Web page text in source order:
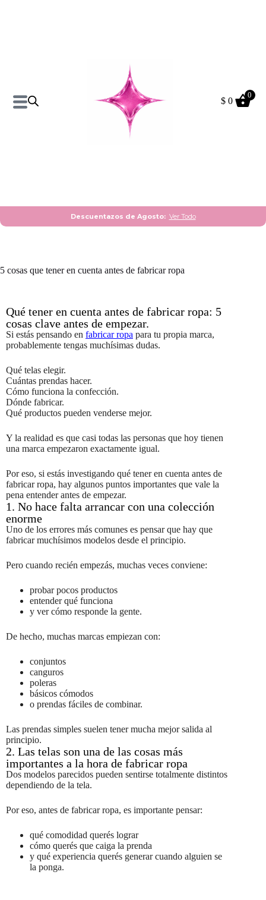
$0
0
Descuentazos de Agosto: Ver Todo
5 cosas que tener en cuenta antes de fabricar ropa
Qué tener en cuenta antes de fabricar ropa: 5
cosas clave antes de empezar.
Si estás pensando en fabricar ropa para tu propia marca,
probablemente tengas muchísimas dudas.
Qué telas elegir.
Cuántas prendas hacer.
Cómo funciona la confección.
Dónde fabricar.
Qué productos pueden venderse mejor.
Y la realidad es que casi todas las personas que hoy tienen
una marca empezaron exactamente igual.
Por eso, si estás investigando qué tener en cuenta antes de
fabricar ropa, hay algunos puntos importantes que vale la
pena entender antes de empezar.
1. No hace falta arrancar con una colección
enorme
Uno de los errores más comunes es pensar que hay que
fabricar muchísimos modelos desde el principio.
Pero cuando recién empezás, muchas veces conviene:
probar pocos productos
entender qué funciona
y ver cómo responde la gente.
De hecho, muchas marcas empiezan con:
conjuntos
canguros
poleras
básicos cómodos
o prendas fáciles de combinar.
Las prendas simples suelen tener mucha mejor salida al
principio.
2. Las telas son una de las cosas más
importantes a la hora de fabricar ropa
Dos modelos parecidos pueden sentirse totalmente distintos
dependiendo de la tela.
Por eso, antes de fabricar ropa, es importante pensar:
qué comodidad querés lograr
cómo querés que caiga la prenda
y qué experiencia querés generar cuando alguien se
la ponga.